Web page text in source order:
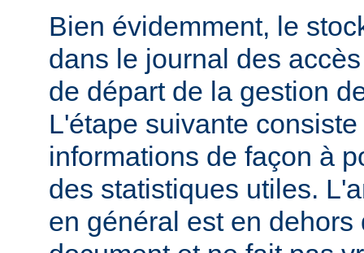
Bien évidemment, le
dans le journal des
de départ de la gestion
L'étape suivante
informations de façon à
des statistiques utiles.
en général est en dehors